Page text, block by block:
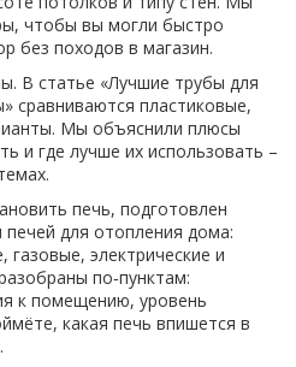
чтобы вы могли быстро
без походов в магазин.
В статье «Лучшие трубы для
сравниваются пластиковые,
Мы объяснили плюсы
и где лучше их использовать –
печь, подготовлен
для отопления дома:
газовые, электрические и
по‑пунктам:
к помещению, уровень
какая печь впишется в